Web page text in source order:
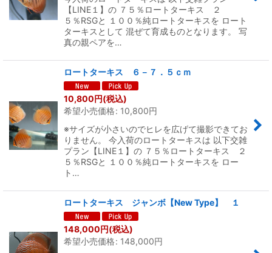
【LINE１】の ７５％ロートターキス ２
５％RSGと １００％純ロートターキスを ロート
ターキスとして 混ぜて育成ものとなります。 写
真の親ペアを…
ロートターキス ６－７．５ｃｍ
10,800円(税込)
希望小売価格: 10,800円
※サイズが小さいのでヒレを広げて撮影できてお
りません。 今入荷のロートターキスは 以下交雑
プラン【LINE１】の ７５％ロートターキス ２
５％RSGと １００％純ロートターキスを ロー
ト…
ロートターキス ジャンボ【New Type】 １
148,000円(税込)
希望小売価格: 148,000円